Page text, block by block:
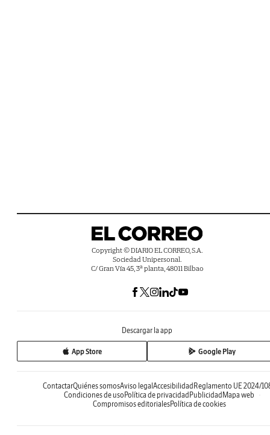
Copyright © DIARIO EL CORREO, S.A.
Sociedad Unipersonal.
C/ Gran Vía 45, 3ª planta, 48011 Bilbao
Descargar la app
App Store Google Play
ContactarQuiénes somosAviso legal Accesibilidad Reglamento UE 2024/
Condiciones de uso Política de privacidad Publicidad Mapa web
Compromisos editorialesPolítica de cookies